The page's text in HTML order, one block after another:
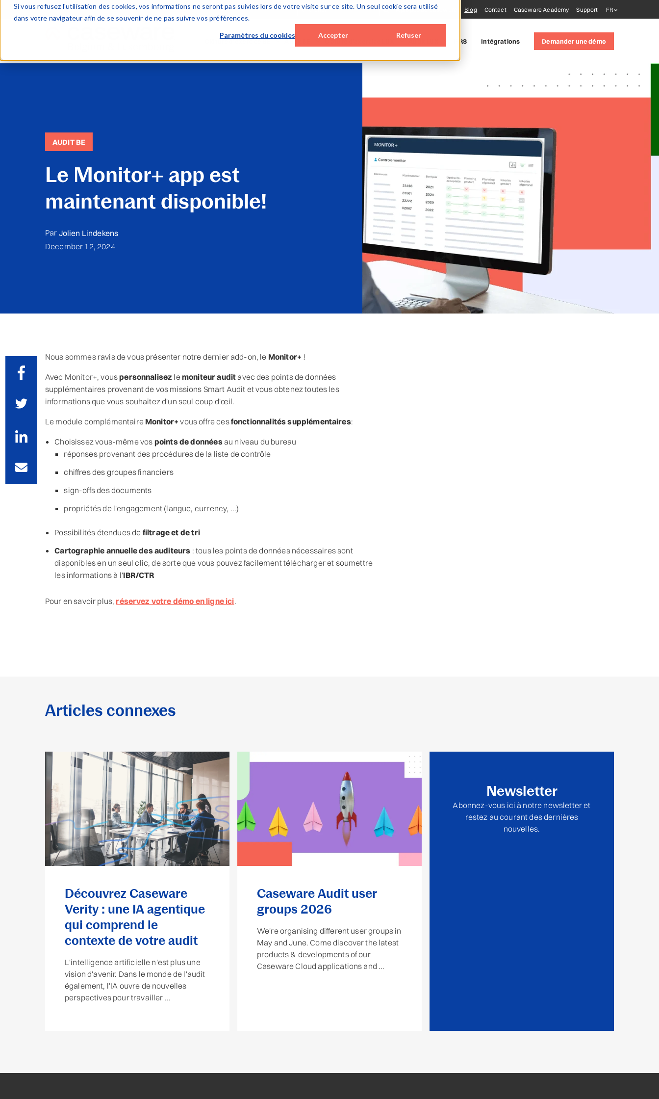
Si vous refusez l'utilisation des cookies, vos informations ne seront pas suivies lors de votre visite sur ce site. Un seul cookie sera utilisé
dans votre navigateur afin de se souvenir de ne pas suivre vos préférences.
Paramètres du cookies Accepter Refuser
À propos de Caseware Blog Contact Caseware Academy Support FR
Clôture d’exercice BE Audit BE Clôture d’exercice LUX
Caseware AiDA
Caseware Validate
IFRS Intégrations Demander une démo
AUDIT BE
Le Monitor+ app est
maintenant disponible!
Par Jolien Lindekens
December 12, 2024
Nous sommes ravis de vous présenter notre dernier add-on, le Monitor+ !
Avec Monitor+, vouspersonnalisez lemoniteur audit avec des points de données
supplémentaires provenant de vos missions Smart Audit et vous obtenez toutes les
informations que vous souhaitez d'un seul coup d'œil.
Le module complémentaire Monitor+ vous offre cesfonctionnalités supplémentaires:
Choisissez vous-même vos points de donnéesau niveau du bureau
réponses provenant des procédures de la liste de contrôle
chiffres des groupes financiers
sign-offs des documents
propriétés de l'engagement (langue, currency, ...)
Possibilités étendues de filtrage et de tri
Cartographie annuelle des auditeurs : tous les points de données nécessaires sont
disponibles en un seul clic, de sorte que vous pouvez facilement télécharger et soumettre
les informations à l'IBR/CTR
Pour en savoir plus,réservez votre démo en ligne ici.
Articles connexes
Découvrez Caseware
Verity : une IA agentique
qui comprend le
contexte de votre audit
L'intelligence artificielle n'est plus une
vision d'avenir. Dans le monde de l'audit
également, l'IA ouvre de nouvelles
perspectives pour travailler ...
Caseware Audit user
groups 2026
We're organising different user groups in
May and June. Come discover the latest
products & developments of our
Caseware Cloud applications and ...
Newsletter
Abonnez-vous ici à notre newsletter et
restez au courant des dernières
nouvelles.